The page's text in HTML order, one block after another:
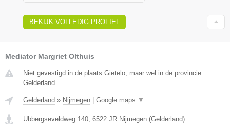
BEKIJK VOLLEDIG PROFIEL
Mediator Margriet Olthuis
Niet gevestigd in de plaats Gietelo, maar wel in de provincie
Gelderland.
Gelderland » Nijmegen Google maps ▼
Ubbergseveldweg 140, 6522 JR Nijmegen (Gelderland)